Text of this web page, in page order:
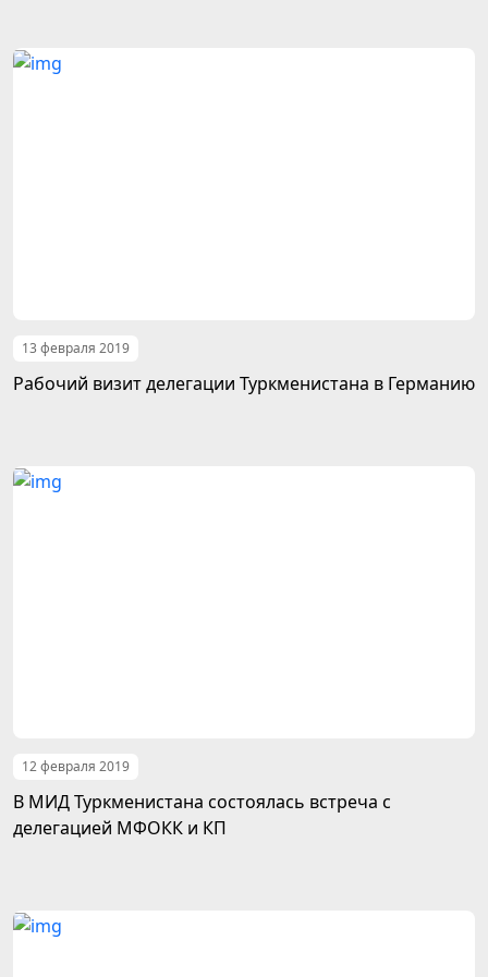
13 февраля 2019
Рабочий визит делегации Туркменистана в Германию
12 февраля 2019
В МИД Туркменистана состоялась встреча с
делегацией МФОКК и КП